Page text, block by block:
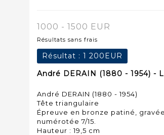
1000 - 1500 EUR
Résultats sans frais
Résultat : 1 200EUR
André DERAIN (1880 - 1954) -
André DERAIN (1880 - 1954)
Tête triangulaire
Épreuve en bronze patiné,
numérotée 7/15.
Hauteur : 19,5 cm